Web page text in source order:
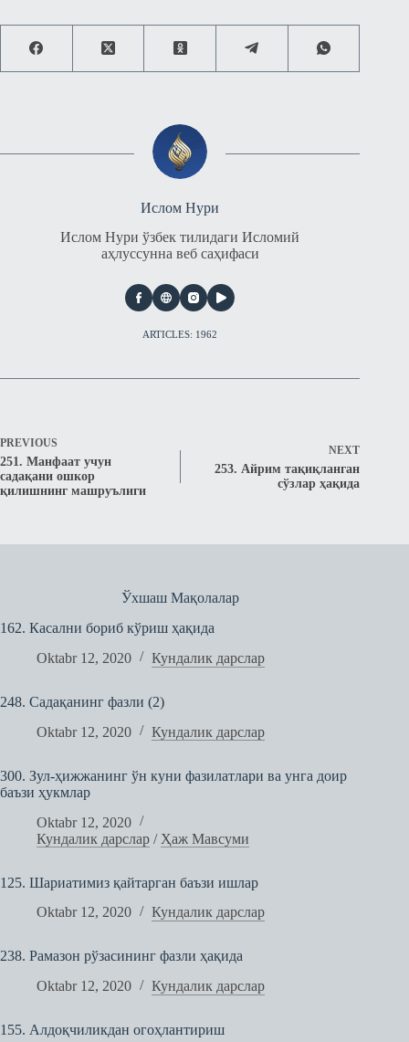
Ислом Нури
Ислом Нури ўзбек тилидаги Исломий
аҳлуссунна веб саҳифаси
ARTICLES: 1962
PREVIOUS
251. Манфаат учун
садақани ошкор
қилишнинг машруълиги
NEXT
253. Айрим тақиқланган
сўзлар ҳақида
Ўхшаш Мақолалар
162. Касални бориб кўриш ҳақида
Oktabr 12, 2020
Кундалик дарслар
248. Садақанинг фазли (2)
Oktabr 12, 2020
Кундалик дарслар
300. Зул-ҳижжанинг ўн куни фазилатлари ва унга доир
баъзи ҳукмлар
Oktabr 12, 2020
Кундалик дарслар / Ҳаж Мавсуми
125. Шариатимиз қайтарган баъзи ишлар
Oktabr 12, 2020
Кундалик дарслар
238. Рамазон рўзасининг фазли ҳақида
Oktabr 12, 2020
Кундалик дарслар
155. Алдоқчиликдан огоҳлантириш